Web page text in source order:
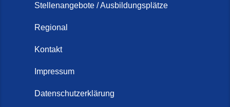
Stellenangebote / Ausbildungsplätze
Regional
Kontakt
Impressum
Datenschutzerklärung